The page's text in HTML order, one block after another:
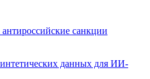
санкции
данных для ИИ-